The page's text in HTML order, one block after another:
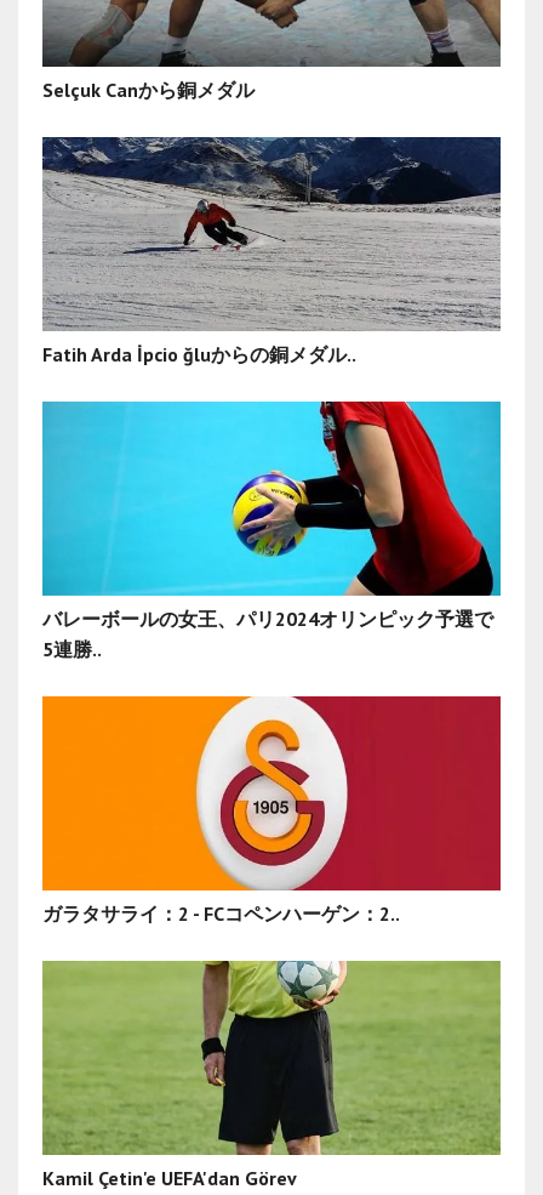
Selçuk Canから銅メダル
Fatih Arda İpcio ğluからの銅メダル..
バレーボールの女王、パリ2024オリンピック予選で
5連勝..
ガラタサライ：2 - FCコペンハーゲン：2..
Kamil Çetin'e UEFA'dan Görev